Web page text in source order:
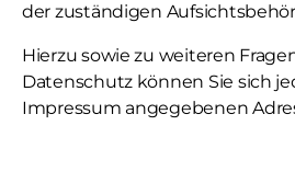
der zuständigen
Hierzu sowie zu weiteren
Datenschutz können Sie sich
Impressum angegebenen